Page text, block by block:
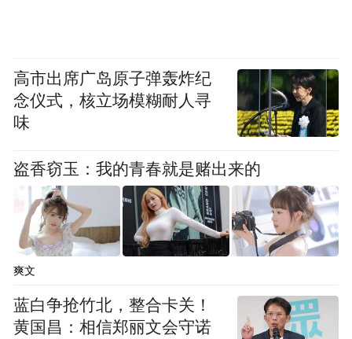
高市出席广岛原子弹轰炸纪
念仪式，核立场模糊耐人寻
味
盗香窃玉：我的青春就是赌出来的
爽文
蓝白争抢竹北，整合卡关！
黄国昌：相信郑丽文会守诺